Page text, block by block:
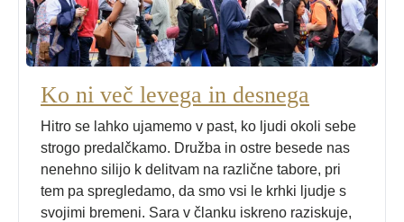
Ko ni več levega in desnega
Hitro se lahko ujamemo v past, ko ljudi okoli sebe
strogo predalčkamo. Družba in ostre besede nas
nenehno silijo k delitvam na različne tabore, pri
tem pa spregledamo, da smo vsi le krhki ljudje s
svojimi bremeni. Sara v članku iskreno raziskuje,